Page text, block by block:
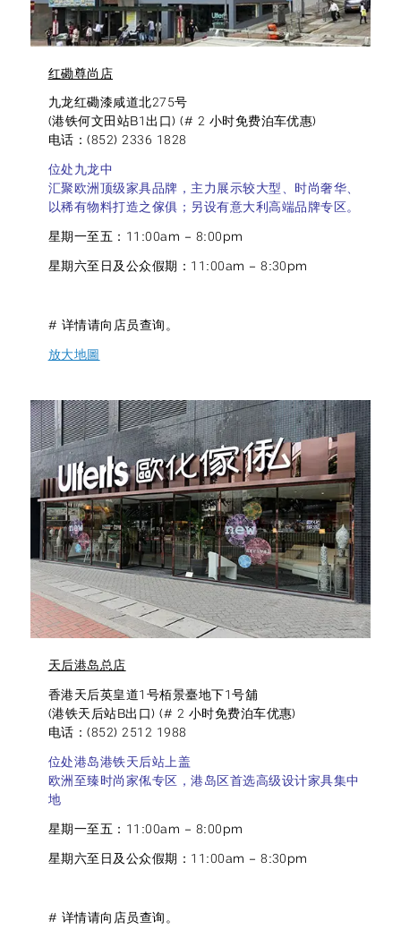
红磡尊尚店
九龙红磡漆咸道北275号
(港铁何文田站B1出口) (# 2 小时免费泊车优惠)
电话：(852) 2336 1828
位处九龙中
汇聚欧洲顶级家具品牌，主力展示较大型、时尚奢华、
以稀有物料打造之傢俱；另设有意大利高端品牌专区。
星期一至五：11:00am – 8:00pm
星期六至日及公众假期：11:00am – 8:30pm
# 详情请向店员查询。
放大地圖
天后港岛总店
香港天后英皇道1号栢景臺地下1号舖
(港铁天后站B出口) (# 2 小时免费泊车优惠)
电话：(852) 2512 1988
位处港岛港铁天后站上盖
欧洲至臻时尚家俬专区，港岛区首选高级设计家具集中
地
星期一至五：11:00am – 8:00pm
星期六至日及公众假期：11:00am – 8:30pm
# 详情请向店员查询。